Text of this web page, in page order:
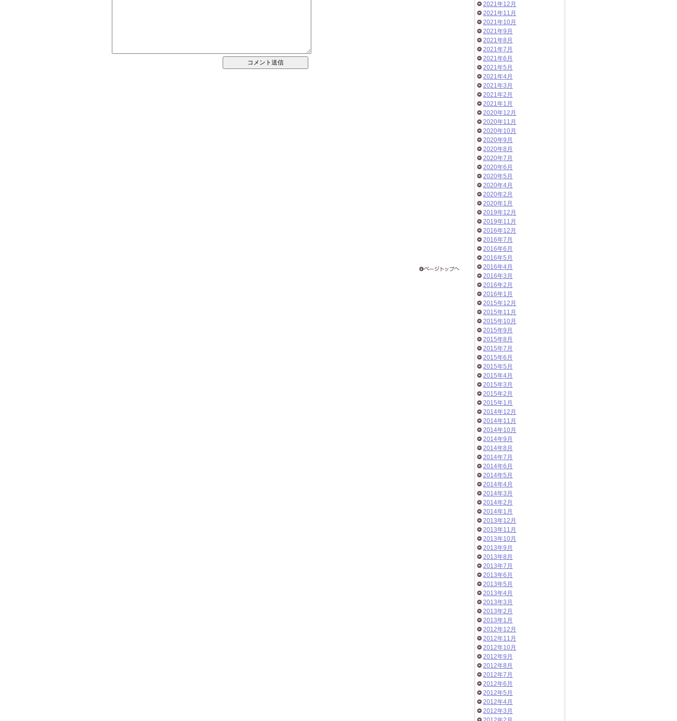
2021年12月
2021年11月
2021年10月
2021年9月
2021年8月
2021年7月
2021年6月
2021年5月
2021年4月
2021年3月
2021年2月
2021年1月
2020年12月
2020年11月
2020年10月
2020年9月
2020年8月
2020年7月
2020年6月
2020年5月
2020年4月
2020年2月
2020年1月
2019年12月
2019年11月
2016年12月
2016年7月
2016年6月
2016年5月
2016年4月
2016年3月
2016年2月
2016年1月
2015年12月
2015年11月
2015年10月
2015年9月
2015年8月
2015年7月
2015年6月
2015年5月
2015年4月
2015年3月
2015年2月
2015年1月
2014年12月
2014年11月
2014年10月
2014年9月
2014年8月
2014年7月
2014年6月
2014年5月
2014年4月
2014年3月
2014年2月
2014年1月
2013年12月
2013年11月
2013年10月
2013年9月
2013年8月
2013年7月
2013年6月
2013年5月
2013年4月
2013年3月
2013年2月
2013年1月
2012年12月
2012年11月
2012年10月
2012年9月
2012年8月
2012年7月
2012年6月
2012年5月
2012年4月
2012年3月